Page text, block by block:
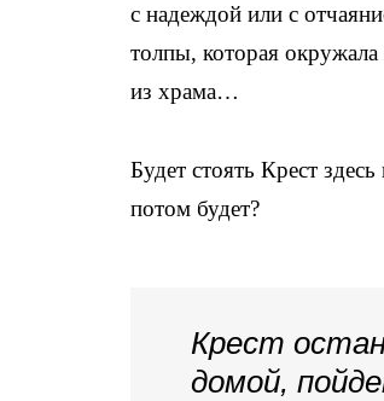
с надеждой или с
толпы, которая
из храма…
Будет стоять Крест
потом будет?
Крест
домой,